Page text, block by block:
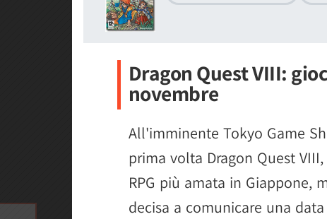
Dragon Quest VIII:
novembre
All'imminente Tokyo Game
prima volta Dragon Quest
RPG più amata in Giappone,
decisa a comunicare una